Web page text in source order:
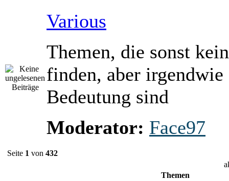
Various
Themen, die sonst
finden, aber irgendwie
Bedeutung sind
Moderator: Face97
Seite 1 von 432
Themen